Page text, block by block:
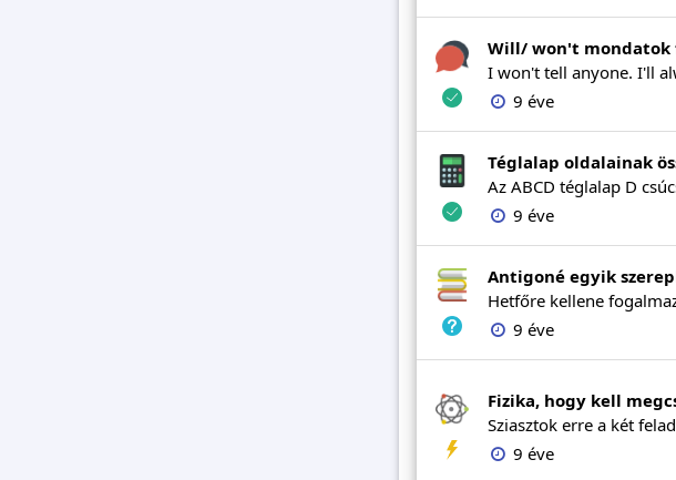
Will/ won't mondatok
I won't tell anyone. I'll
9 éve
Téglalap oldalainak
Az ABCD téglalap D
9 éve
Antigoné egyik
Hetfőre kellene
9 éve
Fizika, hogy kell
Sziasztok erre a két
9 éve